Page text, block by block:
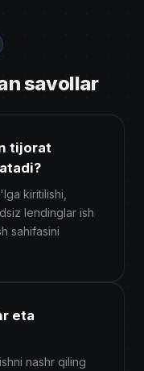
savollar
tijorat
kiritilishi,
lendinglar ish
sahifasini
eta
nashr qiling